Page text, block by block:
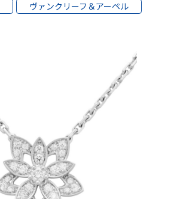
ヴァンクリーフ＆アーペル